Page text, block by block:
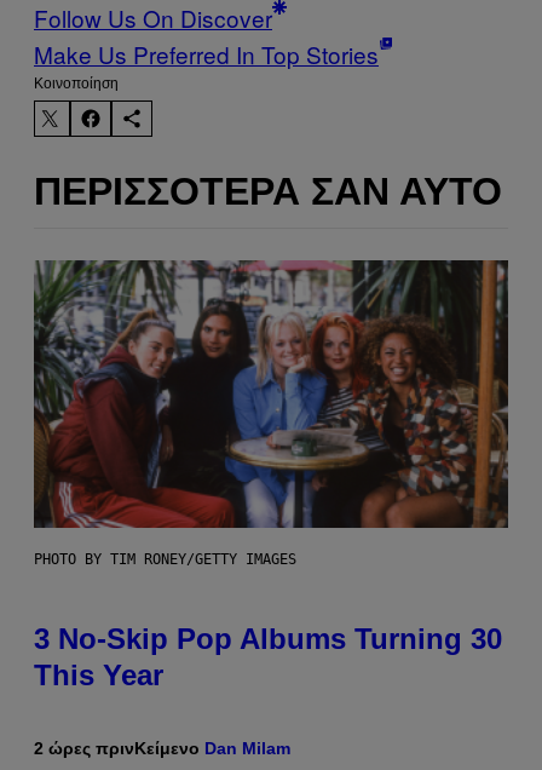
Follow Us On Discover
Make Us Preferred In Top Stories
Kοινοποίηση
ΠΕΡΙΣΣΌΤΕΡΑ ΣΑΝ ΑΥΤΌ
PHOTO BY TIM RONEY/GETTY IMAGES
3 No-Skip Pop Albums Turning 30
This Year
2 ώρες πρινΚείμενο Dan Milam